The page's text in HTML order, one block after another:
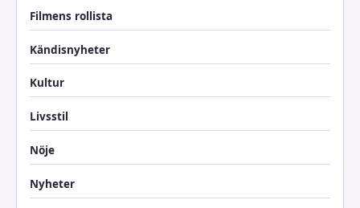
Filmens rollista
Kändisnyheter
Kultur
Livsstil
Nöje
Nyheter